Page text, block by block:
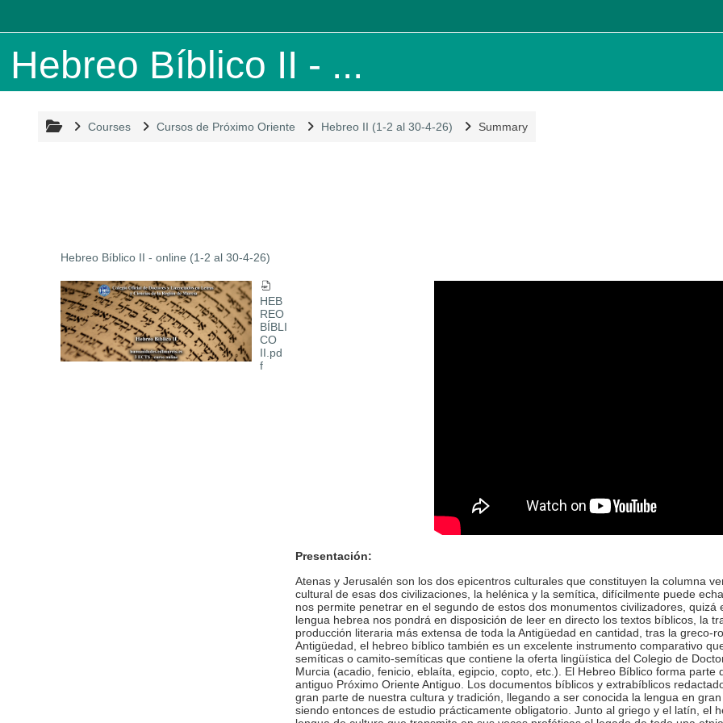
Hebreo Bíblico II - ...
Courses Cursos de Próximo Oriente Hebreo II (1-2 al 30-4-26) Summary
Hebreo Bíblico II - online (1-2 al 30-4-26)
HEB
REO
BÍBLI
CO
II.pd
f
Presentación:
Atenas y Jerusalén son los dos epicentros culturales que constituyen la columna
cultural de esas dos civilizaciones, la helénica y la semítica, difícilmente puede
nos permite penetrar en el segundo de estos dos monumentos civilizadores,
lengua hebrea nos pondrá en disposición de leer en directo los textos bíblicos, la
producción literaria más extensa de toda la Antigüedad en cantidad, tras la greco-
Antigüedad, el hebreo bíblico también es un excelente instrumento comparativo
semíticas o camito-semíticas que contiene la oferta lingüística del Colegio de
Murcia (acadio, fenicio, eblaíta, egipcio, copto, etc.). El Hebreo Bíblico forma
antiguo Próximo Oriente Antiguo. Los documentos bíblicos y extrabíblicos
gran parte de nuestra cultura y tradición, llegando a ser conocida la lengua en
siendo entonces de estudio prácticamente obligatorio. Junto al griego y el latín, el